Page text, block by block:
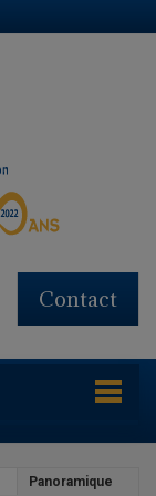
Contact
Panoramique